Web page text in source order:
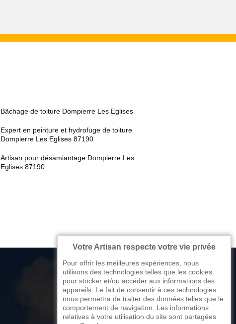
Bâchage de toiture Dompierre Les Eglises
Expert en peinture et hydrofuge de toiture
Dompierre Les Eglises 87190
Artisan pour désamiantage Dompierre Les
Eglises 87190
176 avenue de Limoges
87270 Couzeix
Votre Artisan respecte votre vie privée
Pour offrir les meilleures expériences, nous
utilisons des technologies telles que les cookies
pour stocker et/ou accéder aux informations des
appareils. Le fait de consentir à ces technologies
nous permettra de traiter des données telles que le
comportement de navigation. Les informations
relatives à votre utilisation du site sont partagées